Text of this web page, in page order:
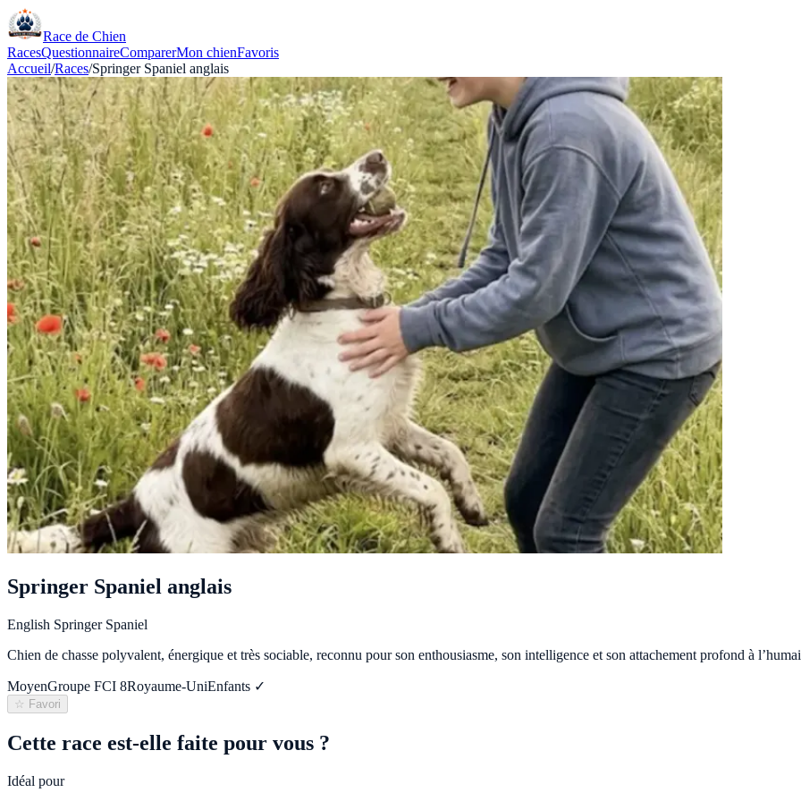
Race de Chien
RacesQuestionnaireComparerMon chienFavoris
Accueil/Races/Springer Spaniel anglais
Springer Spaniel anglais
English Springer Spaniel
Chien de chasse polyvalent, énergique et très sociable, reconnu pour son enthousiasme, son intelligence et son attachement profond à
MoyenGroupe FCI 8Royaume-UniEnfants ✓
☆ Favori
Cette race est-elle faite pour vous ?
Idéal pour